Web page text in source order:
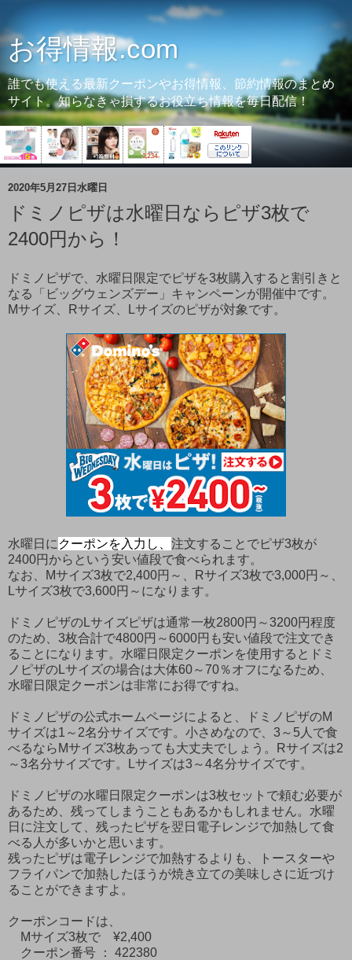
お得情報.com
誰でも使える最新クーポンやお得情報、節約情報のまとめ
サイト。知らなきゃ損するお役立ち情報を毎日配信！
2020年5月27日水曜日
ドミノピザは水曜日ならピザ3枚で
2400円から！
ドミノピザで、水曜日限定でピザを3枚購入すると割引きと
なる「ビッグウェンズデー」キャンペーンが開催中です。
Mサイズ、Rサイズ、Lサイズのピザが対象です。
水曜日に クーポンを入力し、 注文することでピザ3枚が
2400円からという安い値段で食べられます。
なお、Mサイズ3枚で2,400円～、Rサイズ3枚で3,000円～、
Lサイズ3枚で3,600円～になります。
ドミノピザのLサイズピザは通常一枚2800円～3200円程度
のため、3枚合計で4800円～6000円も安い値段で注文でき
ることになります。水曜日限定クーポンを使用するとドミ
ノピザのLサイズの場合は大体60～70％オフになるため、
水曜日限定クーポンは非常にお得ですね。
ドミノピザの公式ホームページによると、ドミノピザのM
サイズは1～2名分サイズです。小さめなので、3～5人で食
べるならMサイズ3枚あっても大丈夫でしょう。Rサイズは2
～3名分サイズです。Lサイズは3～4名分サイズです。
ドミノピザの水曜日限定クーポンは3枚セットで頼む必要が
あるため、残ってしまうこともあるかもしれません。水曜
日に注文して、残ったピザを翌日電子レンジで加熱して食
べる人が多いかと思います。
残ったピザは電子レンジで加熱するよりも、トースターや
フライパンで加熱したほうが焼き立ての美味しさに近づけ
ることができますよ。
クーポンコードは、
Mサイズ3枚で ¥2,400
クーポン番号 ： 422380